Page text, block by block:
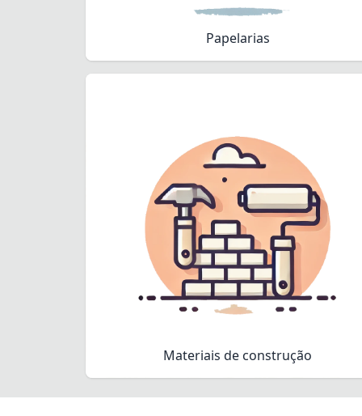
Papelarias
Materiais de construção